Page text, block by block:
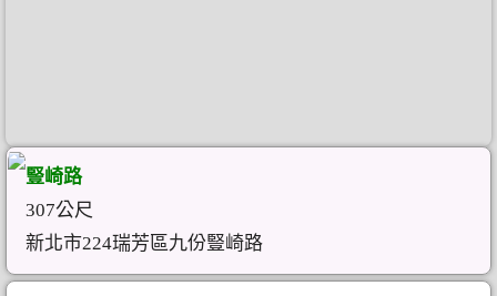
豎崎路
307公尺
新北市224瑞芳區九份豎崎路